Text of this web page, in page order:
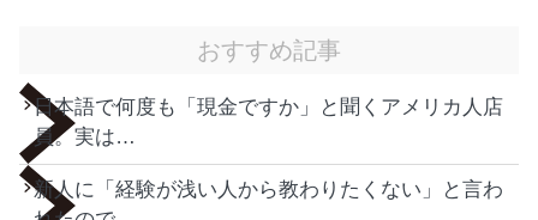
おすすめ記事
日本語で何度も「現金ですか」と聞くアメリカ人店
員。実は…
新人に「経験が浅い人から教わりたくない」と言わ